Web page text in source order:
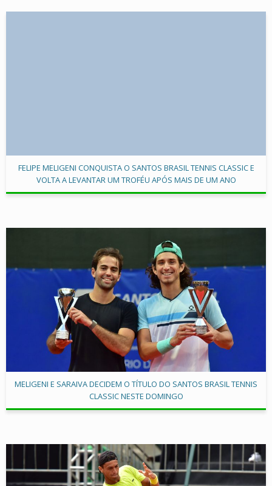
FELIPE MELIGENI CONQUISTA O SANTOS BRASIL TENNIS CLASSIC E
VOLTA A LEVANTAR UM TROFÉU APÓS MAIS DE UM ANO
MELIGENI E SARAIVA DECIDEM O TÍTULO DO SANTOS BRASIL TENNIS
CLASSIC NESTE DOMINGO